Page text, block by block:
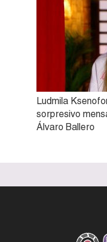
Ludmila
sorpresivo
Álvaro Ballero